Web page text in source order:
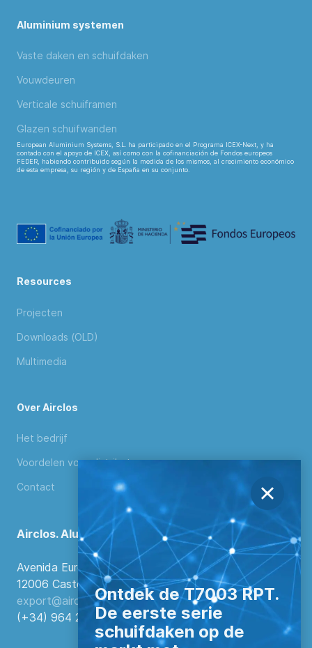
Aluminium systemen
Vaste daken en schuifdaken
Vouwdeuren
Verticale schuiframen
Glazen schuifwanden
European Aluminium Systems, S.L. ha participado en el Programa ICEX-Next, y ha
contado con el apoyo de ICEX, así como con la cofinanciación de Fondos europeos
FEDER, habiendo contribuido según la medida de los mismos, al crecimiento económico
de esta empresa, su región y de España en su conjunto.
Resources
Projecten
Downloads (OLD)
Multimedia
Over Airclos
Het bedrijf
Voordelen voor distributeurs
Contact
Airclos. Aluminium Systems
Avenida Europa, 103
12006 Castellón de la Plana, Spanje.
export@airclos.com
(+34) 964 260 849
Ontdek de T7003 RPT.
De eerste serie
schuifdaken op de